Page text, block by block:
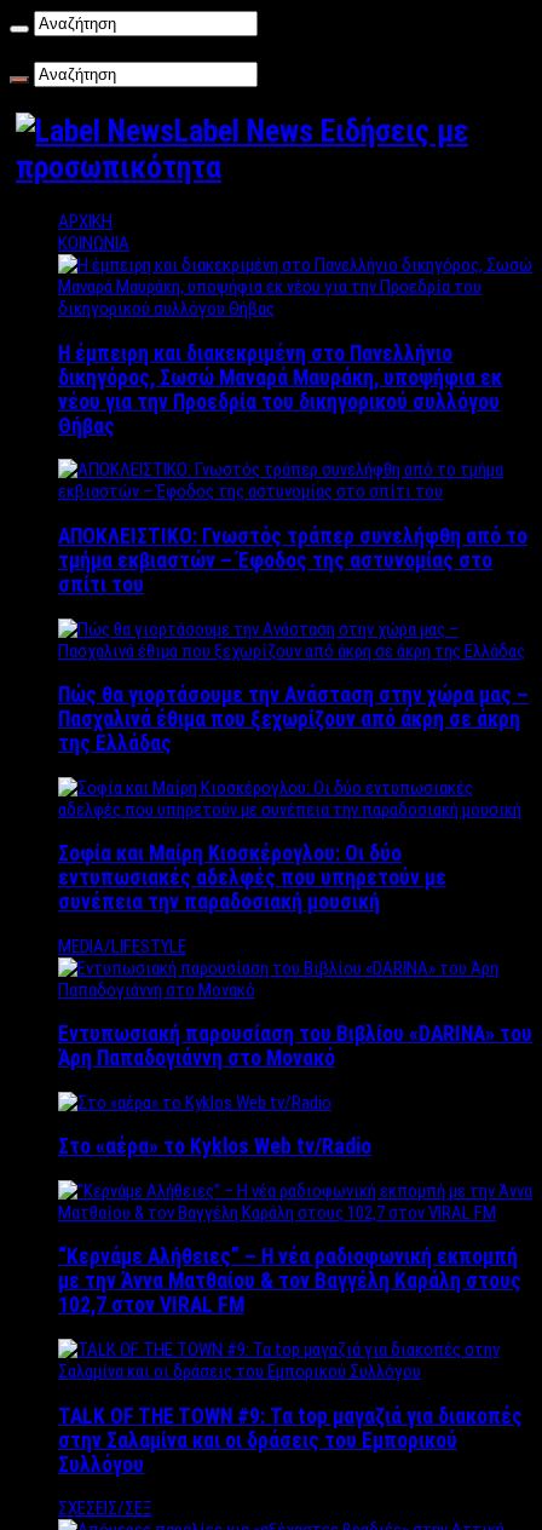
Label News Ειδήσεις με
προσωπικότητα
ΑΡΧΙΚΗ
ΚΟΙΝΩΝΙΑ
Η έμπειρη και διακεκριμένη στο Πανελλήνιο
δικηγόρος, Σωσώ Μαναρά Μαυράκη, υποψήφια εκ
νέου για την Προεδρία του δικηγορικού συλλόγου
Θήβας
ΑΠΟΚΛΕΙΣΤΙΚΟ: Γνωστός τράπερ συνελήφθη από το
τμήμα εκβιαστών – Έφοδος της αστυνομίας στο
σπίτι του
Πώς θα γιορτάσουμε την Ανάσταση στην χώρα μας –
Πασχαλινά έθιμα που ξεχωρίζουν από άκρη σε άκρη
της Ελλάδας
Σοφία και Μαίρη Κιοσκέρογλου: Οι δύο
εντυπωσιακές αδελφές που υπηρετούν με
συνέπεια την παραδοσιακή μουσική
MEDIA/LIFESTYLE
Εντυπωσιακή παρουσίαση του Βιβλίου «DARINA» του
Άρη Παπαδογιάννη στο Μονακό
Στο «αέρα» το Kyklos Web tv/Radio
“Kερνάμε Αλήθειες” – Η νέα ραδιοφωνική εκπομπή
με την Άννα Ματθαίου & τον Βαγγέλη Καράλη στους
102,7 στον VIRAL FM
TALK OF THE TOWN #9: Τα top μαγαζιά για διακοπές
στην Σαλαμίνα και οι δράσεις του Εμπορικού
Συλλόγου
ΣΧΕΣΕΙΣ/ΣΕΞ